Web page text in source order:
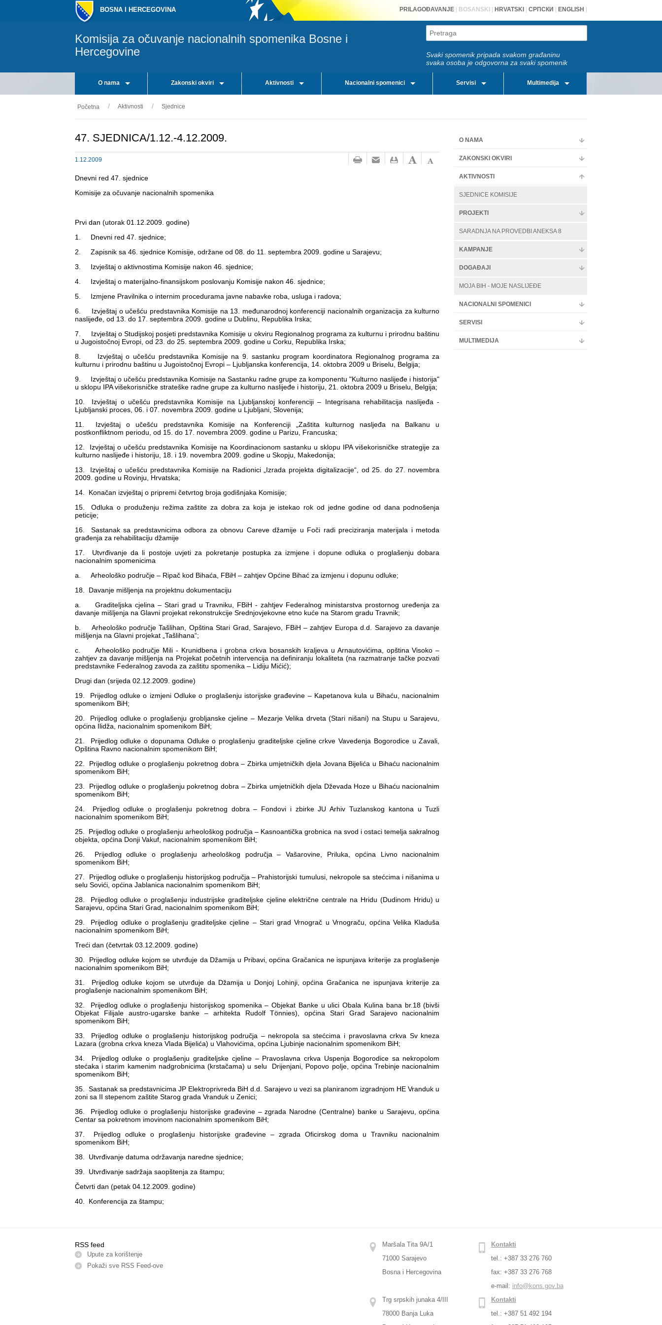
BOSNA I HERCEGOVINA PRILAGOĐAVANJE BOSANSKI HRVATSKI СРПСКИ ENGLISH
Komisija za očuvanje nacionalnih spomenika Bosne i
Hercegovine
Svaki spomenik pripada svakom građaninu
svaka osoba je odgovorna za svaki spomenik
O nama Zakonski okviri Aktivnosti Nacionalni spomenici Servisi Multimedija
Početna Aktivnosti Sjednice
47. SJEDNICA/1.12.-4.12.2009.
1.12.2009
Dnevni red 47. sjednice
Komisije za očuvanje nacionalnih spomenika
Prvi dan (utorak 01.12.2009. godine)
1. Dnevni red 47. sjednice;
2. Zapisnik sa 46. sjednice Komisije, održane od 08. do 11. septembra 2009. godine u Sarajevu;
3. Izvještaj o aktivnostima Komisije nakon 46. sjednice;
4. Izvještaj o materijalno-finansijskom poslovanju Komisije nakon 46. sjednice;
5. Izmjene Pravilnika o internim procedurama javne nabavke roba, usluga i radova;
6. Izvještaj o učešću predstavnika Komisije na 13. međunarodnoj konferenciji nacionalnih organizacija za kulturno
naslijeđe, od 13. do 17. septembra 2009. godine u Dublinu, Republika Irska;
7. Izvještaj o Studijskoj posjeti predstavnika Komisije u okviru Regionalnog programa za kulturnu i prirodnu baštinu
u Jugoistočnoj Evropi, od 23. do 25. septembra 2009. godine u Corku, Republika Irska;
8. Izvještaj o učešću predstavnika Komisije na 9. sastanku program koordinatora Regionalnog programa za
kulturnu i prirodnu baštinu u Jugoistočnoj Evropi – Ljubljanska konferencija, 14. oktobra 2009 u Briselu, Belgija;
9. Izvještaj o učešću predstavnika Komisije na Sastanku radne grupe za komponentu "Kulturno naslijeđe i historija"
u sklopu IPA višekorisničke strateške radne grupe za kulturno naslijeđe i historiju, 21. oktobra 2009 u Briselu, Belgija;
10. Izvještaj o učešću predstavnika Komisije na Ljubljanskoj konferenciji – Integrisana rehabilitacija naslijeđa -
Ljubljanski proces, 06. i 07. novembra 2009. godine u Ljubljani, Slovenija;
11. Izvještaj o učešću predstavnika Komisije na Konferenciji „Zaštita kulturnog nasljeđa na Balkanu u
postkonfliktnom periodu, od 15. do 17. novembra 2009. godine u Parizu, Francuska;
12. Izvještaj o učešću predstavnika Komisije na Koordinacionom sastanku u sklopu IPA višekorisničke strategije za
kulturno naslijeđe i historiju, 18. i 19. novembra 2009. godine u Skopju, Makedonija;
13. Izvještaj o učešću predstavnika Komisije na Radionici „Izrada projekta digitalizacije“, od 25. do 27. novembra
2009. godine u Rovinju, Hrvatska;
14. Konačan izvještaj o pripremi četvrtog broja godišnjaka Komisije;
15. Odluka o produženju režima zaštite za dobra za koja je istekao rok od jedne godine od dana podnošenja
peticije;
16. Sastanak sa predstavnicima odbora za obnovu Careve džamije u Foči radi preciziranja materijala i metoda
građenja za rehabilitaciju džamije
17. Utvrđivanje da li postoje uvjeti za pokretanje postupka za izmjene i dopune odluka o proglašenju dobara
nacionalnim spomenicima
a. Arheološko područje – Ripač kod Bihaća, FBiH – zahtjev Općine Bihać za izmjenu i dopunu odluke;
18. Davanje mišljenja na projektnu dokumentaciju
a. Graditeljska cjelina – Stari grad u Travniku, FBiH - zahtjev Federalnog ministarstva prostornog uređenja za
davanje mišljenja na Glavni projekat rekonstrukcije Srednjovjekovne etno kuće na Starom gradu Travnik;
b. Arheološko područje Tašlihan, Opština Stari Grad, Sarajevo, FBiH – zahtjev Europa d.d. Sarajevo za davanje
mišljenja na Glavni projekat „Tašlihana“;
c. Arheološko područje Mili - Krunidbena i grobna crkva bosanskih kraljeva u Arnautovićima, opština Visoko –
zahtjev za davanje mišljenja na Projekat početnih intervencija na definiranju lokaliteta (na razmatranje tačke pozvati
predstavnike Federalnog zavoda za zaštitu spomenika – Lidiju Mićić);
Drugi dan (srijeda 02.12.2009. godine)
19. Prijedlog odluke o izmjeni Odluke o proglašenju istorijske građevine – Kapetanova kula u Bihaću, nacionalnim
spomenikom BiH;
20. Prijedlog odluke o proglašenju grobljanske cjeline – Mezarje Velika drveta (Stari nišani) na Stupu u Sarajevu,
općina Ilidža, nacionalnim spomenikom BiH;
21. Prijedlog odluke o dopunama Odluke o proglašenju graditeljske cjeline crkve Vavedenja Bogorodice u Zavali,
Opština Ravno nacionalnim spomenikom BiH;
22. Prijedlog odluke o proglašenju pokretnog dobra – Zbirka umjetničkih djela Jovana Bijelića u Bihaću nacionalnim
spomenikom BiH;
23. Prijedlog odluke o proglašenju pokretnog dobra – Zbirka umjetničkih djela Dževada Hoze u Bihaću nacionalnim
spomenikom BiH;
24. Prijedlog odluke o proglašenju pokretnog dobra – Fondovi i zbirke JU Arhiv Tuzlanskog kantona u Tuzli
nacionalnim spomenikom BiH;
25. Prijedlog odluke o proglašenju arheološkog područja – Kasnoantička grobnica na svod i ostaci temelja sakralnog
objekta, općina Donji Vakuf, nacionalnim spomenikom BiH;
26. Prijedlog odluke o proglašenju arheološkog područja – Vašarovine, Priluka, općina Livno nacionalnim
spomenikom BiH;
27. Prijedlog odluke o proglašenju historijskog područja – Prahistorijski tumulusi, nekropole sa stećcima i nišanima u
selu Sovići, općina Jablanica nacionalnim spomenikom BiH;
28. Prijedlog odluke o proglašenju industrijske graditeljske cjeline električne centrale na Hridu (Dudinom Hridu) u
Sarajevu, općina Stari Grad, nacionalnim spomenikom BiH;
29. Prijedlog odluke o proglašenju graditeljske cjeline – Stari grad Vrnograč u Vrnograču, općina Velika Kladuša
nacionalnim spomenikom BiH;
Treći dan (četvrtak 03.12.2009. godine)
30. Prijedlog odluke kojom se utvrđuje da Džamija u Pribavi, općina Gračanica ne ispunjava kriterije za proglašenje
nacionalnim spomenikom BiH;
31. Prijedlog odluke kojom se utvrđuje da Džamija u Donjoj Lohinji, općina Gračanica ne ispunjava kriterije za
proglašenje nacionalnim spomenikom BiH;
32. Prijedlog odluke o proglašenju historijskog spomenika – Objekat Banke u ulici Obala Kulina bana br.18 (bivši
Objekat Filijale austro-ugarske banke – arhitekta Rudolf Tönnies), općina Stari Grad Sarajevo nacionalnim
spomenikom BiH;
33. Prijedlog odluke o proglašenju historijskog područja – nekropola sa stećcima i pravoslavna crkva Sv kneza
Lazara (grobna crkva kneza Vlada Bijelića) u Vlahovićima, općina Ljubinje nacionalnim spomenikom BiH;
34. Prijedlog odluke o proglašenju graditeljske cjeline – Pravoslavna crkva Uspenja Bogorodice sa nekropolom
stećaka i starim kamenim nadgrobnicima (krstačama) u selu Drijenjani, Popovo polje, općina Trebinje nacionalnim
spomenikom BiH;
35. Sastanak sa predstavnicima JP Elektroprivreda BiH d.d. Sarajevo u vezi sa planiranom izgradnjom HE Vranduk u
zoni sa II stepenom zaštite Starog grada Vranduk u Zenici;
36. Prijedlog odluke o proglašenju historijske građevine – zgrada Narodne (Centralne) banke u Sarajevu, općina
Centar sa pokretnom imovinom nacionalnim spomenikom BiH;
37. Prijedlog odluke o proglašenju historijske građevine – zgrada Oficirskog doma u Travniku nacionalnim
spomenikom BiH;
38. Utvrđivanje datuma održavanja naredne sjednice;
39. Utvrđivanje sadržaja saopštenja za štampu;
Četvrti dan (petak 04.12.2009. godine)
40. Konferencija za štampu;
O NAMA
ZAKONSKI OKVIRI
AKTIVNOSTI
SJEDNICE KOMISIJE
PROJEKTI
SARADNJA NA PROVEDBI ANEKSA 8
KAMPANJE
DOGAĐAJI
MOJA BIH - MOJE NASLIJEĐE
NACIONALNI SPOMENICI
SERVISI
MULTIMEDIJA
RSS feed
Upute za korištenje
Pokaži sve RSS Feed-оve
Maršala Tita 9A/1
71000 Sarajevo
Bosna i Hercegovina
Kontakti
tel.: +387 33 276 760
fax: +387 33 276 768
e-mail: info@kons.gov.ba
Trg srpskih junaka 4/III
78000 Banja Luka
Kontakti
tel.: +387 51 492 194